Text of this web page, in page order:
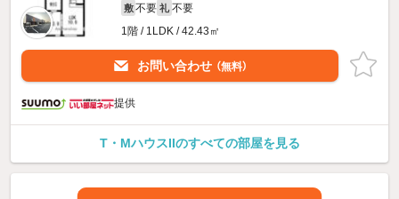
敷 不要 礼 不要
1階 / 1LDK / 42.43㎡
お問い合わせ （無料）
提供
T・MハウスIIのすべての部屋を見る